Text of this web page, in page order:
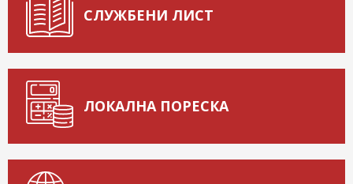
СЛУЖБЕНИ ЛИСТ
ЛОКАЛНА ПОРЕСКА